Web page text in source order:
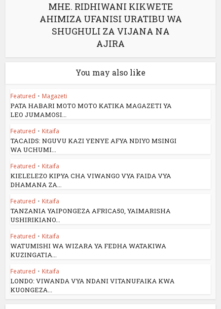
MHE. RIDHIWANI KIKWETE
AHIMIZA UFANISI URATIBU WA
SHUGHULI ZA VIJANA NA
AJIRA
You may also like
Featured • Magazeti
PATA HABARI MOTO MOTO KATIKA MAGAZETI YA
LEO JUMAMOSI...
Featured • Kitaifa
TACAIDS: NGUVU KAZI YENYE AFYA NDIYO MSINGI
WA UCHUMI...
Featured • Kitaifa
KIELELEZO KIPYA CHA VIWANGO VYA FAIDA VYA
DHAMANA ZA...
Featured • Kitaifa
TANZANIA YAIPONGEZA AFRICA50, YAIMARISHA
USHIRIKIANO...
Featured • Kitaifa
WATUMISHI WA WIZARA YA FEDHA WATAKIWA
KUZINGATIA...
Featured • Kitaifa
LONDO: VIWANDA VYA NDANI VITANUFAIKA KWA
KUONGEZA...